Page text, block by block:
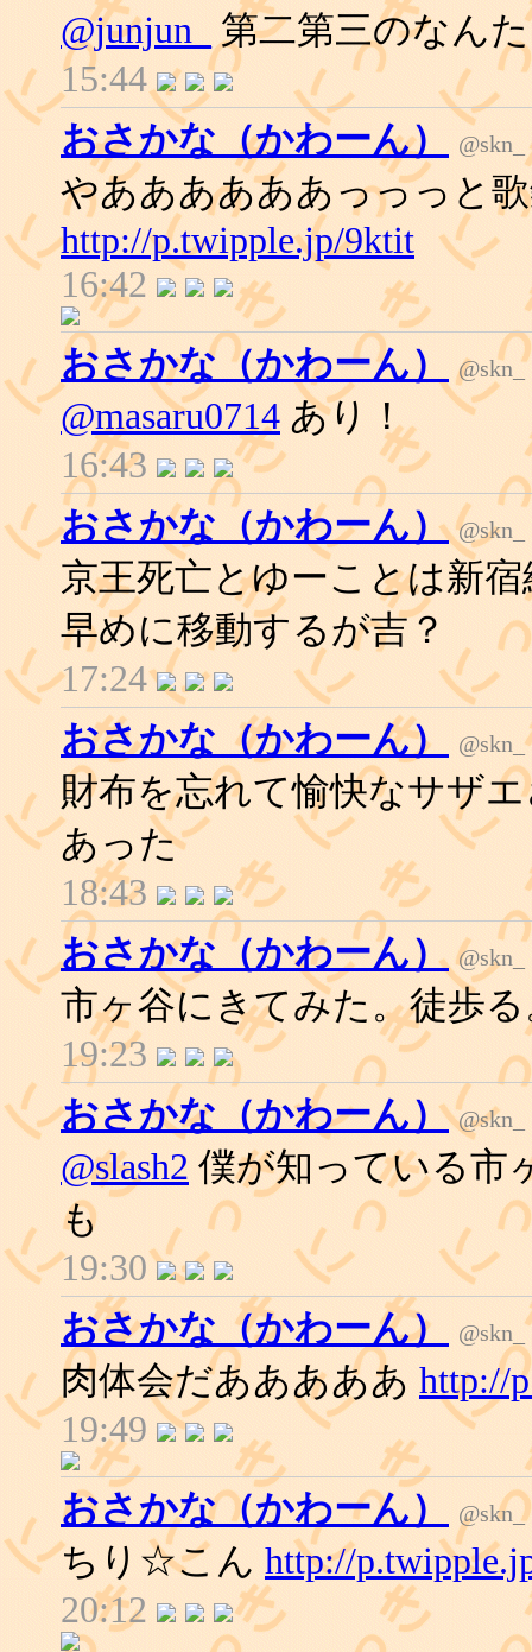
@junjun_
第二第三のなん
15:44
おさかな（かわーん）
@skn_
やああああああっっっと
http://p.twipple.jp/9ktit
16:42
おさかな（かわーん）
@skn_
@masaru0714 あり！
16:43
おさかな（かわーん） @skn_
京王死亡とゆーことは新
早めに移動するが吉？
17:24
おさかな（かわーん）
@skn_
財布を忘れて愉快なサザ
あった
18:43
おさかな（かわーん） @skn_
市ヶ谷にきてみた。徒歩
19:23
おさかな（かわーん） @skn_
@slash2 僕が知っている市
も
19:30
おさかな（かわーん）
@skn_
肉体会だあああああ http://
19:49
おさかな（かわーん）
@skn_
ちり☆こん http://
20:12